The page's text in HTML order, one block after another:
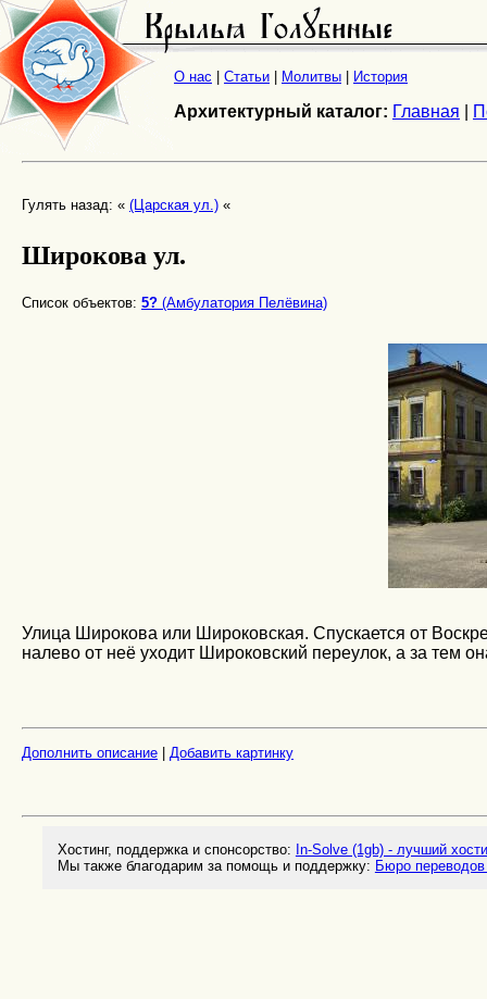
О нас Статьи Молитвы История
Архитектурный каталог: Главная
Гулять назад: « (Царская ул.) «
Широкова ул.
Список объектов: 5? (Амбулатория Пелёвина)
Улица Широкова или Широковская. Спускается от
налево от неё уходит Широковский переулок, а за тем
Дополнить описание | Добавить картинку
Хостинг, поддержка и спонсорство: In-Solve (1gb) - лучший
Мы также благодарим за помощь и поддержку: Бюро переводов